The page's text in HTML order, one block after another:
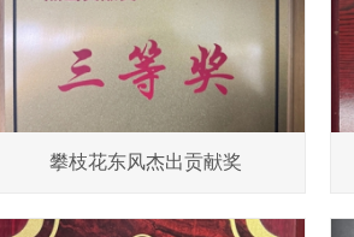
攀枝花东风杰出贡献奖